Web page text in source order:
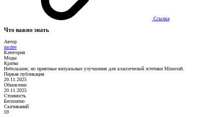
Ссылка
Что важно знать
Автор
mcdev
Категория
Моды
Кратко
Небольшие, но приятные визуальные улучшения для классической эстетики Minecraft.
Первая публикация
20.11.2025
Обновлено
20.11.2025
Стоимость
Бесплатно
Скачиваний
59